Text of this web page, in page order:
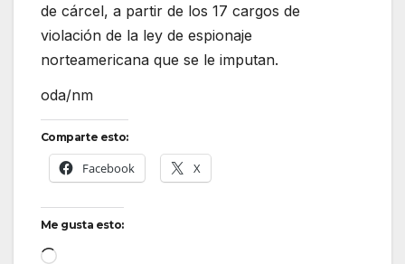
de cárcel, a partir de los 17 cargos de
violación de la ley de espionaje
norteamericana que se le imputan.
oda/nm
Comparte esto:
Facebook X
Me gusta esto:
Cargando...